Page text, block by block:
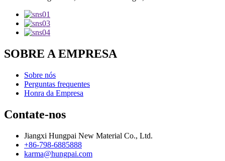
SOBRE A EMPRESA
Sobre nós
Perguntas frequentes
Honra da Empresa
Contate-nos
Jiangxi Hungpai New Material Co., Ltd.
+86-798-6885888
karma@hungpai.com